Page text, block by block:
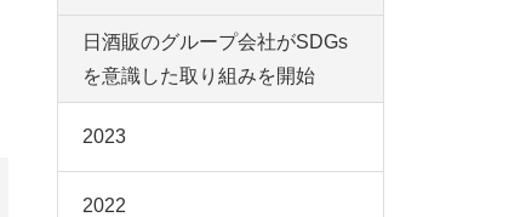
日酒販のグループ会社がSDGs
を意識した取り組みを開始
2023
2022